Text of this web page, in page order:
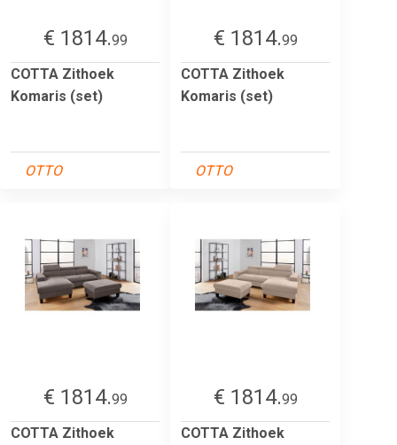
€ 1814.99
COTTA Zithoek
Komaris (set)
OTTO
€ 1814.99
COTTA Zithoek
Komaris (set)
OTTO
€ 1814.99
COTTA Zithoek
€ 1814.99
COTTA Zithoek